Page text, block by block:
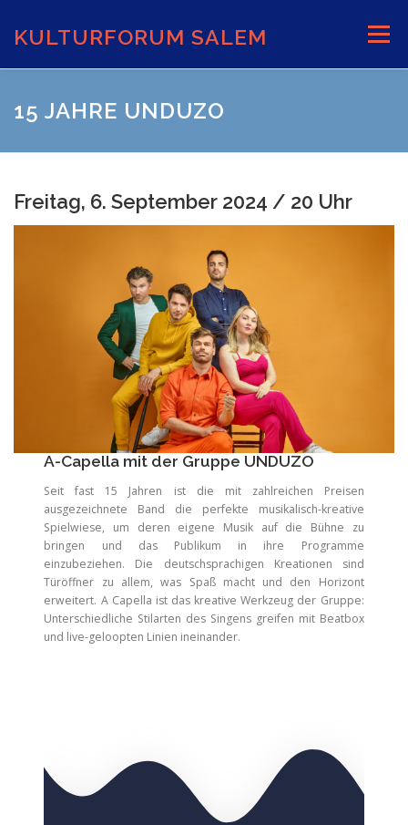
springen
KULTURFORUM SALEM Menü
AKTUELLES VERANSTALTUNGEN
15 JAHRE UNDUZO
Freitag, 6. September 2024 / 20 Uhr
A-Capella mit der Gruppe UNDUZO
Seit fast 15 Jahren ist die mit zahlreichen Preisen
ausgezeichnete Band die perfekte musikalisch-kreative
Spielwiese, um deren eigene Musik auf die Bühne zu
bringen und das Publikum in ihre Programme
einzubeziehen. Die deutschsprachigen Kreationen sind
Türöffner zu allem, was Spaß macht und den Horizont
erweitert. A Capella ist das kreative Werkzeug der Gruppe:
Unterschiedliche Stilarten des Singens greifen mit Beatbox
und live-geloopten Linien ineinander.